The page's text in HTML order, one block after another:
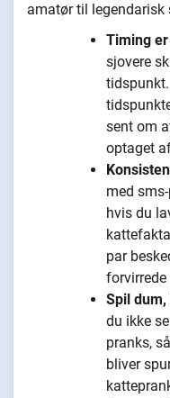
amatør til legendarisk
Timing
sjovere
sent om
optaget
med
hvis du
par
Spil
du ikke
pranks,
bliver